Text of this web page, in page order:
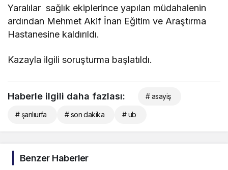
Yaralılar sağlık ekiplerince yapılan müdahalenin
ardından Mehmet Akif İnan Eğitim ve Araştırma
Hastanesine kaldırıldı.
Kazayla ilgili soruşturma başlatıldı.
Haberle ilgili daha fazlası: # asayiş
# şanlıurfa # son dakika # ub
Benzer Haberler